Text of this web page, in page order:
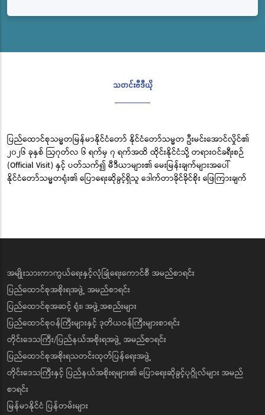
သတင်းဗီဒီယို
ပြည်ထောင်စုသမ္မတမြန်မာနိုင်ငံတော် နိုင်ငံတော်သမ္မတ ဦးမင်းအောင်လှိုင်၏
၂၀၂၆ ခုနှစ် ဩဂုတ်လ ၆ ရက်မှ ၇ ရက်အထိ ထိုင်းနိုင်ငံသို့ တရားဝင်ခရီးစဉ်
(Official Visit) နှင့် ပတ်သက်၍ မီဒီယာများ၏ မေးမြန်းချက်များအပေါ်
နိုင်ငံတော်သမ္မတရုံး၏ ပြောရေးဆိုခွင့်ရှိသူ ဒေါက်တာခိုင်ခိုင်စိုး ဖြေကြားချက်
အမျိုးသားကာကွယ်ရေးနှင့်လုံခြုံရေးကောင်စီ အမည်စာရင်း
ပြည်ထောင်စုအစိုးရအဖွဲ့ အမည်စာရင်း
ပြည်ထောင်စုအဆင့် ရုံး၊ အဖွဲ့အစည်းများ
ပြည်ထောင်စုဝန်ကြီးများနှင့် ဒုတိယဝန်ကြီးများစာရင်း
တိုင်းဒေသကြီး/ပြည်နယ်အစိုးရအဖွဲ့ အမည်စာရင်း
ပြည်ထောင်စုအစိုးရသတင်းထုတ်ပြန်ရေးအဖွဲ့
တိုင်းဒေသကြီးနှင့် ပြည်နယ်အစိုးရများ၏ ပြောရေးဆိုခွင့်ပုဂ္ဂိုလ်များ အမည်
စာရင်း
မြန်မာနိုင်ငံ ပြန်တမ်းများ